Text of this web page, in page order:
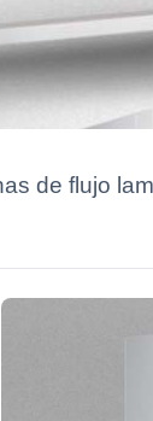
de flujo